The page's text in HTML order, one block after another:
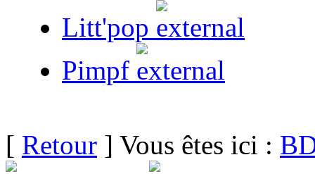
Litt'pop
Pimpf
[ Retour ] Vous êtes ici :